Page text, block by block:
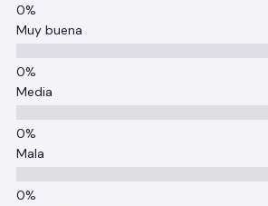
Muy buena
Media
Mala